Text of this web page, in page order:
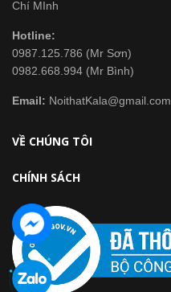
Chí MInh
Hotline:
0987.125.786 (Mr Sơn)
0982.668.994 (Mr Bình)
Email: NoithatKala@gmail.com
VỀ CHÚNG TÔI
CHÍNH SÁCH